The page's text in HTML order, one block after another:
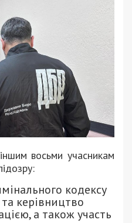
восьми учасникам
кодексу
керівництво
а також участь